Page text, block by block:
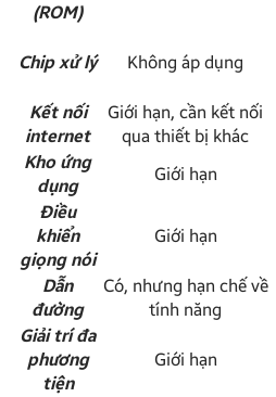
(ROM)
Chip xử lý Không áp dụng
Kết nối
internet
Giới hạn, cần kết nối
qua thiết bị khác
Kho ứng
dụng
Giới hạn
Điều
khiển
giọng nói
Giới hạn
Dẫn
đường
Có, nhưng hạn chế về
tính năng
Giải trí đa
phương
tiện
Giới hạn